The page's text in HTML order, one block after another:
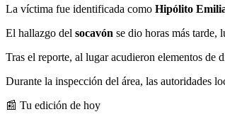
La víctima fue identificada como Hipólito
El hallazgo del socavón se dio horas más tarde,
Tras el reporte, al lugar acudieron elementos de
Durante la inspección del área, las autoridades
📰 Tu edición de hoy